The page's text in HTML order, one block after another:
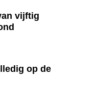
vijftig
op de